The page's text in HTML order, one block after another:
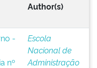
Author(s)
-
nº
Escola
Nacional de
Administração